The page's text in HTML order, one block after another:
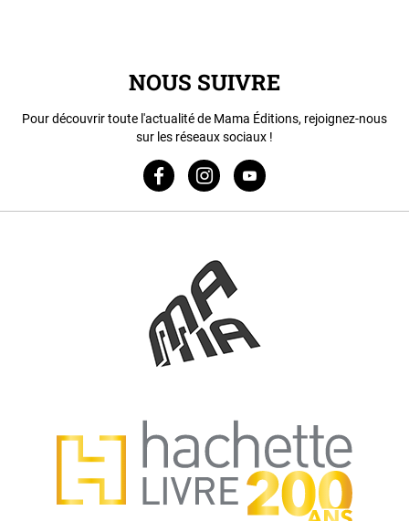
NOUS SUIVRE
Pour découvrir toute l'actualité de Mama Éditions, rejoignez-nous
sur les réseaux sociaux !